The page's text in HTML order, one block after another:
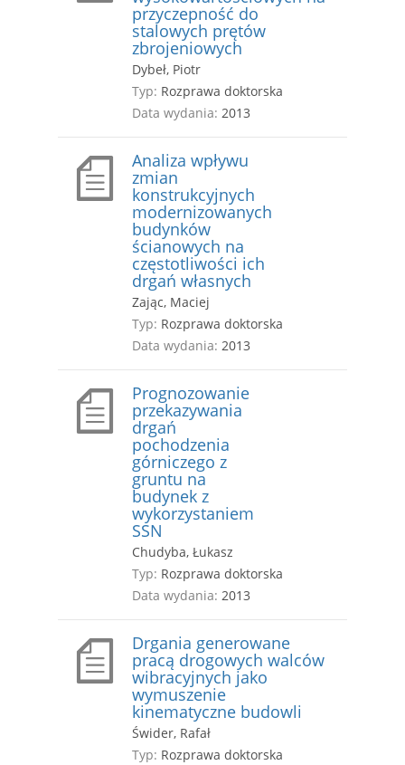
przyczepność do
stalowych prętów
zbrojeniowych
Dybeł, Piotr
Typ: Rozprawa doktorska
Data wydania: 2013
Analiza wpływu
zmian
konstrukcyjnych
modernizowanych
budynków
ścianowych na
częstotliwości ich
drgań własnych
Zając, Maciej
Typ: Rozprawa doktorska
Data wydania: 2013
Prognozowanie
przekazywania
drgań
pochodzenia
górniczego z
gruntu na
budynek z
wykorzystaniem
SSN
Chudyba, Łukasz
Typ: Rozprawa doktorska
Data wydania: 2013
Drgania generowane
pracą drogowych walców
wibracyjnych jako
wymuszenie
kinematyczne budowli
Świder, Rafał
Typ: Rozprawa doktorska